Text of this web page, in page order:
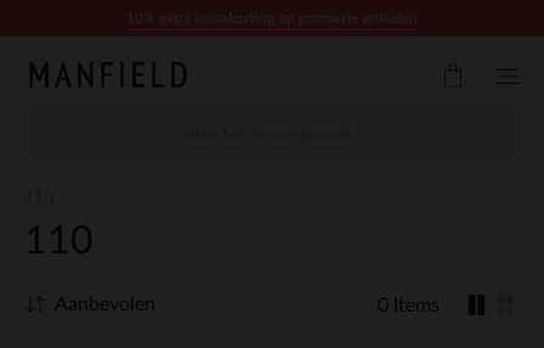
110
0 Items
Aanbevolen